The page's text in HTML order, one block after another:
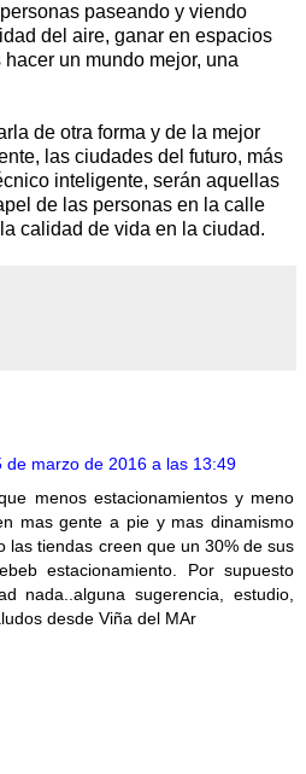
paseando y viendo
del aire, ganar en espacios
un mundo mejor, una
de otra forma y de la mejor
las ciudades del futuro, más
inteligente, serán aquellas
de las personas en la calle
calidad de vida en la ciudad.
de marzo de 2016 a las 13:49
menos estacionamientos y meno
mas gente a pie y mas dinamismo
las tiendas creen que un 30% de sus
estacionamiento. Por supuesto
nada..alguna sugerencia, estudio,
desde Viña del MAr